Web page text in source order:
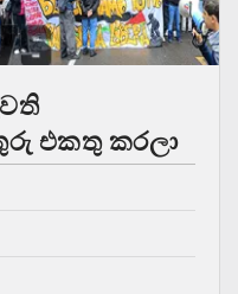
එකතු කරලා